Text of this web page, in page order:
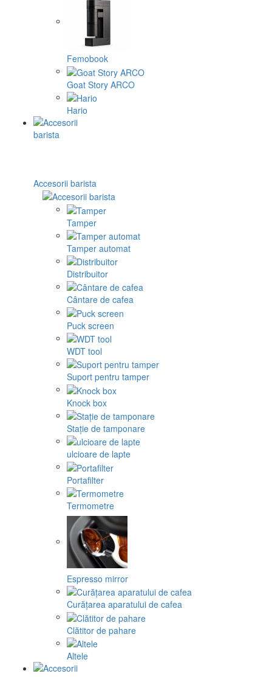
Femobook
Goat Story ARCO
Hario
Accesorii barista
Tamper
Tamper automat
Distribuitor
Cântare de cafea
Puck screen
WDT tool
Suport pentru tamper
Knock box
Stație de tamponare
ulcioare de lapte
Portafilter
Termometre
Espresso mirror
Curățarea aparatului de cafea
Clătitor de pahare
Altele